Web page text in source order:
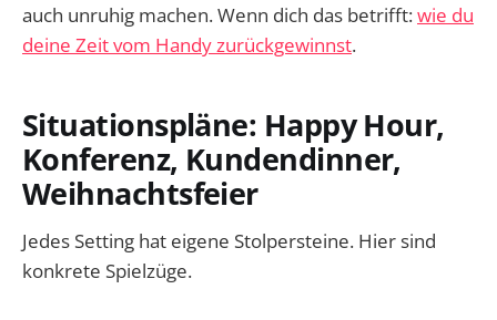
auch unruhig machen. Wenn dich das betrifft:wie du
deine Zeit vom Handy zurückgewinnst.
Situationspläne: Happy Hour,
Konferenz, Kundendinner,
Weihnachtsfeier
Jedes Setting hat eigene Stolpersteine. Hier sind
konkrete Spielzüge.